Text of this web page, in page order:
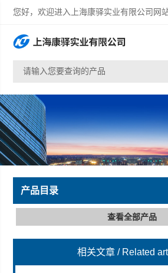
您好，欢迎进入上海康驿实业有限公司网站
产品目录
查看全部产品
相关文章 / Related